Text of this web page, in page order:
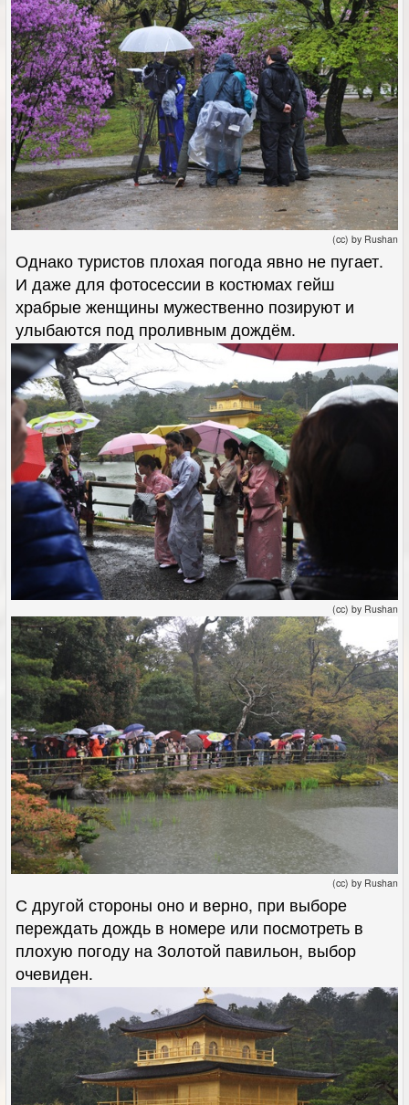
(cc) by Rushan
Однако туристов плохая погода явно не пугает.
И даже для фотосессии в костюмах гейш
храбрые женщины мужественно позируют и
улыбаются под проливным дождём.
(cc) by Rushan
(cc) by Rushan
С другой стороны оно и верно, при выборе
переждать дождь в номере или посмотреть в
плохую погоду на Золотой павильон, выбор
очевиден.